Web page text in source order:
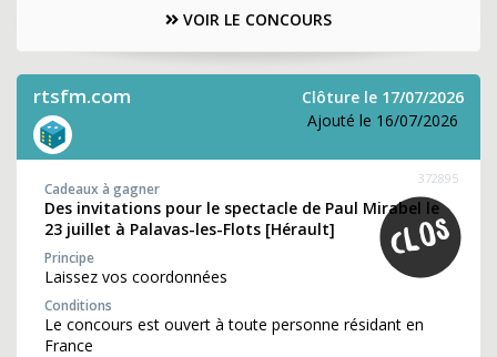
VOIR LE CONCOURS
rtsfm.com
Clôture le 17/07/2026
Ajouté le 16/07/2026
372895
Cadeaux à gagner
Des invitations pour le spectacle de Paul Mirabel le
23 juillet à Palavas-les-Flots [Hérault]
Principe
Laissez vos coordonnées
Conditions
Le concours est ouvert à toute personne résidant en
France